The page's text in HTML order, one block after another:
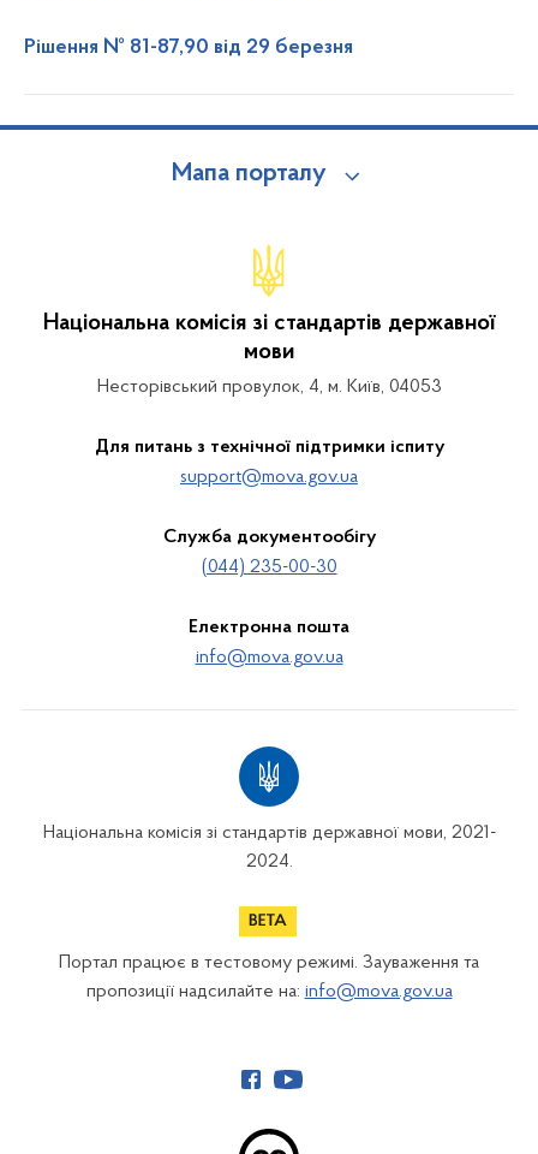
Рішення № 81-87,90 від 29 березня
Мапа порталу
Національна комісія зі стандартів державної
мови
Несторівський провулок, 4, м. Київ, 04053
Для питань з технічної підтримки іспиту
support@mova.gov.ua
Служба документообігу
(044) 235-00-30
Електронна пошта
info@mova.gov.ua
Національна комісія зі стандартів державної мови, 2021-
2024.
Портал працює в тестовому режимі. Зауваження та
пропозиції надсилайте на: info@mova.gov.ua